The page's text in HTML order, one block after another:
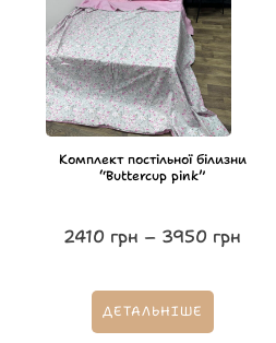
Комплект постільної білизни
“Buttercup pink”
2410 грн – 3950 грн
ДЕТАЛЬНІШЕ